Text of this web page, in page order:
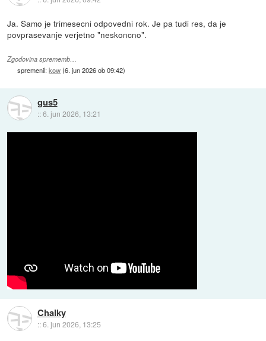
Ja. Samo je trimesecni odpovedni rok. Je pa tudi res, da je
povprasevanje verjetno "neskoncno".
Zgodovina sprememb…
spremenil:kow(6. jun 2026 ob 09:42)
gus5
::6. jun 2026, 13:21
Chalky
::6. jun 2026, 13:25